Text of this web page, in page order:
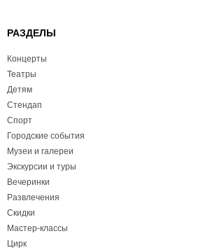
РАЗДЕЛЫ
Концерты
Театры
Детям
Стендап
Спорт
Городские события
Музеи и галереи
Экскурсии и туры
Вечеринки
Развлечения
Скидки
Мастер-классы
Цирк